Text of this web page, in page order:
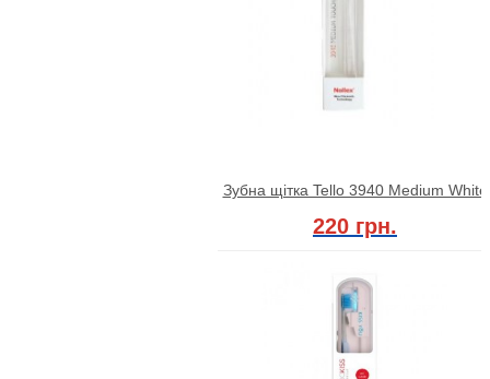
Зубна щітка Tello 3940 Medium White
220 грн.